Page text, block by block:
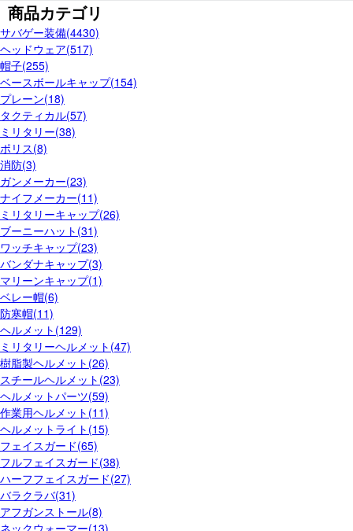
商品カテゴリ
サバゲー装備(4430)
ヘッドウェア(517)
帽子(255)
ベースボールキャップ(154)
プレーン(18)
タクティカル(57)
ミリタリー(38)
ポリス(8)
消防(3)
ガンメーカー(23)
ナイフメーカー(11)
ミリタリーキャップ(26)
ブーニーハット(31)
ワッチキャップ(23)
バンダナキャップ(3)
マリーンキャップ(1)
ベレー帽(6)
防寒帽(11)
ヘルメット(129)
ミリタリーヘルメット(47)
樹脂製ヘルメット(26)
スチールヘルメット(23)
ヘルメットパーツ(59)
作業用ヘルメット(11)
ヘルメットライト(15)
フェイスガード(65)
フルフェイスガード(38)
ハーフフェイスガード(27)
バラクラバ(31)
アフガンストール(8)